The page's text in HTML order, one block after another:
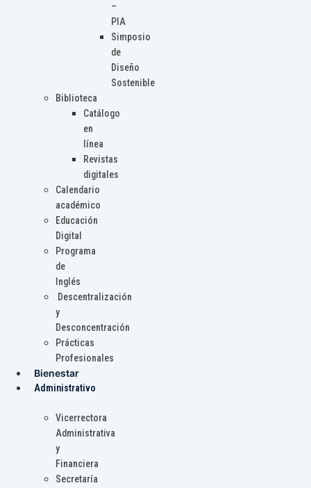
–
PIA
Simposio
de
Diseño
Sostenible
Biblioteca
Catálogo
en
línea
Revistas
digitales
Calendario
académico
Educación
Digital
Programa
de
Inglés
Descentralización
y
Desconcentración
Prácticas
Profesionales
Bienestar
Administrativo
Vicerrectora
Administrativa
y
Financiera
Secretaría